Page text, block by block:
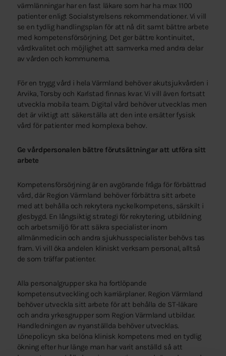
värmlänningar har en fast läkare som har ha max 1100
patienter enligt Socialstyrelsens rekommendationer. Vi vill
se en tydlig handlingsplan för att nå dit samt bättre arbete
med kompetensförsörjning. Det ger bättre kontinuitet,
vårdkvalitet och möjlighet att samverka med andra delar
av vården och kommunerna.
För en trygg vård i hela Värmland behöver akutsjukvården i
Arvika, Torsby och Karlstad finnas kvar. Vi vill även fortsatt
utveckla mobila team. Digital vård behöver utvecklas men
det är viktigt att säkerställa att den inte ersätter fysisk
vård för patienter med komplexa behov.
Ge vårdpersonalen bättre förutsättningar att utföra sitt
arbete
Kompetensförsörjning är en avgörande fråga för förbättrad
vård, där Region Värmland behöver förbättra sitt arbete
med att behålla och rekrytera nyckelkompetens, särskilt i
glesbygd. En långsiktig strategi för rekrytering, utbildning
och arbetsmiljö för att säkra specialister inom
allmänmedicin och andra sjukhusspecialister behövs tas
fram. Vi vill öka andelen kliniskt verksam personal, alltså
de som träffar patienter.
Alla personalgrupper ska ha fortlöpande
kompetensutveckling och karriärplaner. Region Värmland
behöver utveckla sitt arbete för att behålla de ST-läkare
och andra yrkesgrupper som Region Värmland utbildar.
Handledningen av nyanställda behöver utvecklas.
Lönepolicyn ska belöna klinisk kompetens med en tydlig
ökning efter hur länge man har varit anställd så att